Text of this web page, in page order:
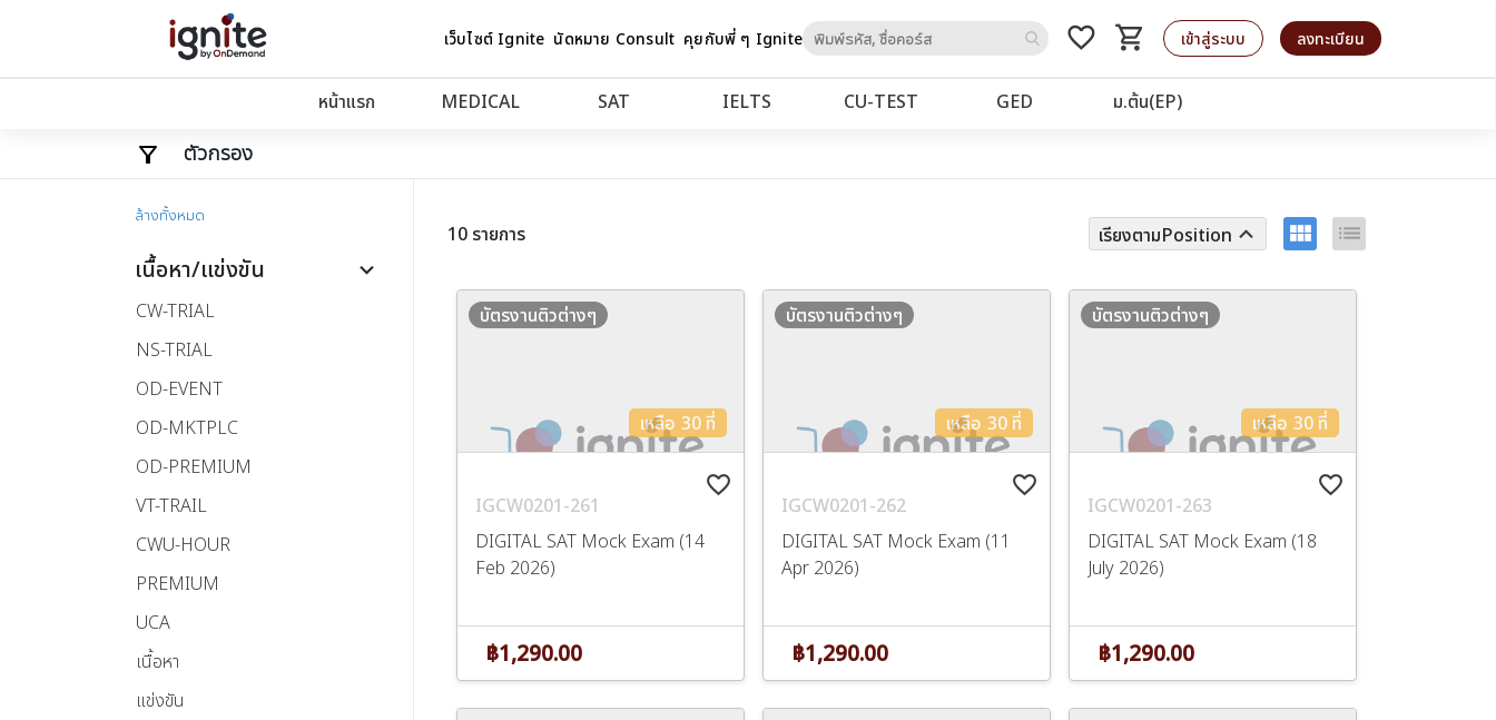
เว็บไซต์ Ignite นัดหมาย Consult คุยกับพี่ ๆ Igniteto
favorite_border shopping_cart
รถเข็น เข้าสู่ระบบ ลงทะเบียน
หน้าแรก MEDICAL SAT IELTS CU‑TEST GED ม.ต้น(EP)
ตัวกรอง
ล้างทั้งหมด
เนื้อหา/แข่งขัน keyboard_arrow_down
CW-TRIAL
NS-TRIAL
OD-EVENT
OD-MKTPLC
OD-PREMIUM
VT-TRAIL
CWU-HOUR
PREMIUM
UCA
เนื้อหา
แข่งขัน
10 รายการ เรียงตามPosition keyboard_arrow_up view_module list
favorite_border
IGCW0201-261
DIGITAL SAT Mock Exam (14
Feb 2026)
เหลือ 30 ที่
บัตรงานติวต่างๆ
฿1,290.00
favorite_border
IGCW0201-262
DIGITAL SAT Mock Exam (11
Apr 2026)
เหลือ 30 ที่
บัตรงานติวต่างๆ
฿1,290.00
favorite_border
IGCW0201-263
DIGITAL SAT Mock Exam (18
July 2026)
เหลือ 30 ที่
บัตรงานติวต่างๆ
฿1,290.00